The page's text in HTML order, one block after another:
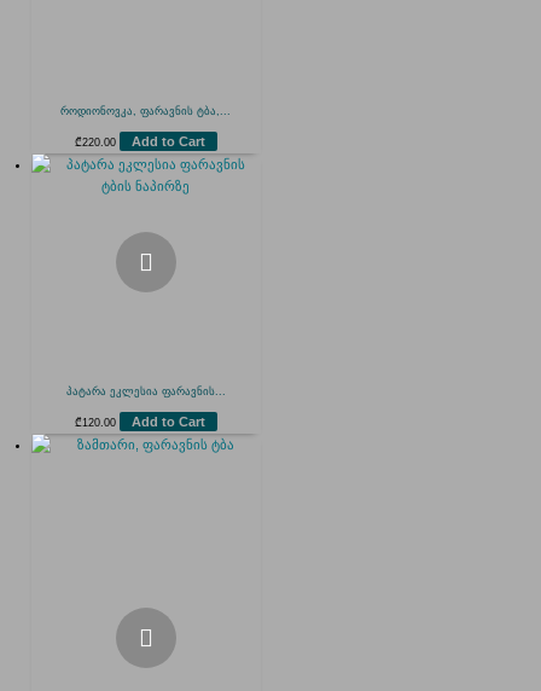
როდიონოვკა, ფარავნის ტბა,...
₾220.00 Add to Cart
პატარა ეკლესია ფარავნის...
₾120.00 Add to Cart